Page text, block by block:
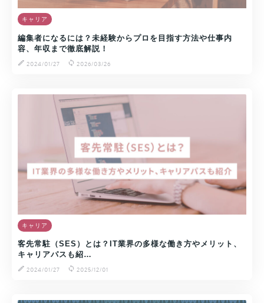
キャリア
編集者になるには？未経験からプロを目指す方法や仕事内
容、年収まで徹底解説！
2024/01/27
2026/03/26
キャリア
客先常駐（SES）とは？IT業界の多様な働き方やメリット、
キャリアパスも紹…
2024/01/27
2025/12/01